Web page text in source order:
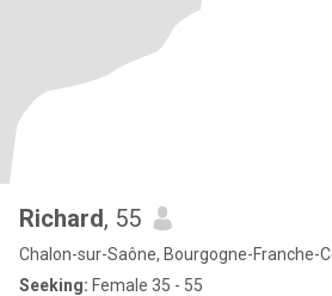
Richard, 55
Chalon-sur-Saône, Bourgogne-Franche-
Seeking: Female 35 - 55